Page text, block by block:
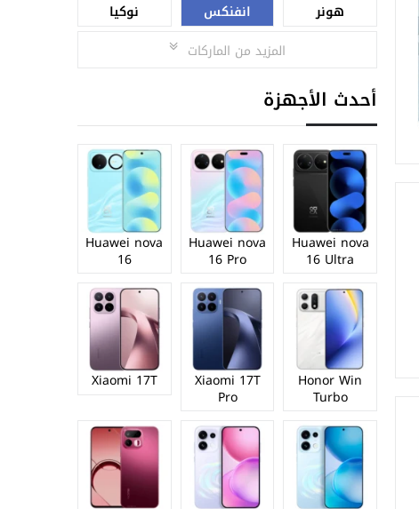
هونر
انفنكس
نوكيا
المزيد من الماركات
أحدث الأجهزة
Huawei nova
16 Ultra
Huawei nova
16 Pro
Huawei nova
16
Honor Win
Turbo
Xiaomi 17T
Pro
Xiaomi 17T